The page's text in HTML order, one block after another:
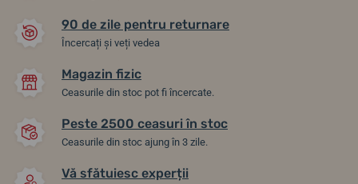
90 de zile pentru returnare
Încercați și veți vedea
Magazin fizic
Ceasurile din stoc pot fi încercate.
Peste 2500 ceasuri în stoc
Ceasurile din stoc ajung în 3 zile.
Vă sfătuiesc experții